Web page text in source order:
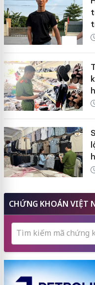
CHỨNG KHOÁN VIỆT
Tìm kiếm mã chứng